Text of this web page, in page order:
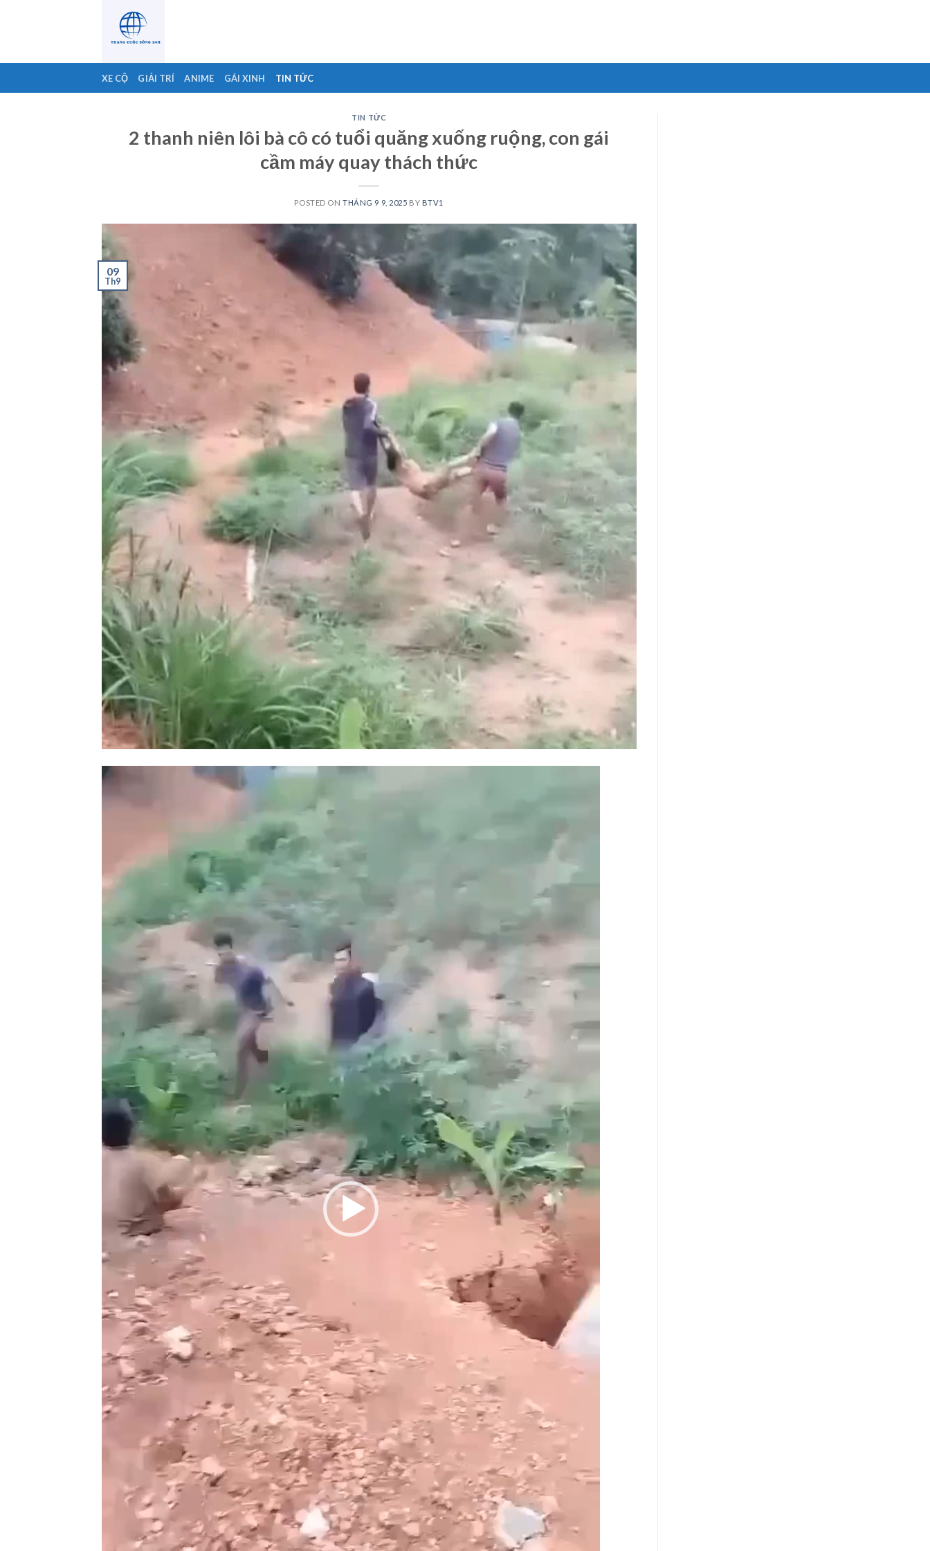
XE CỘ GIẢI TRÍ ANIME GÁI XINH TIN TỨC
TIN TỨC
2 thanh niên lôi bà cô có tuổi quăng xuống ruộng, con gái
cầm máy quay thách thức
POSTED ONTHÁNG 9 9, 2025 BY BTV1
09
Th9
Trình